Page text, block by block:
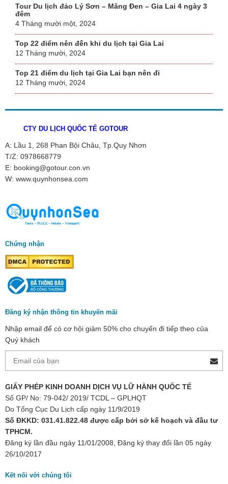
Tour Du lịch đảo Lý Sơn – Măng Đen – Gia Lai 4 ngày 3
đêm
4 Tháng mười một, 2024
Top 22 điểm nên đến khi du lịch tại Gia Lai
12 Tháng mười, 2024
Top 21 điểm du lịch tại Gia Lai bạn nên đi
12 Tháng mười, 2024
CTY DU LỊCH QUỐC TẾ GOTOUR
A: Lầu 1, 268 Phan Bội Châu, Tp.Quy Nhơn
T/Z: 0978668779
E: booking@gotour.con.vn
W: www.quynhonsea.com
Chứng nhận
Đăng ký nhận thông tin khuyến mãi
Nhập email để có cơ hội giảm 50% cho chuyến đi tiếp theo của
Quý khách
GIẤY PHÉP KINH DOANH DỊCH VỤ LỮ HÀNH QUỐC TẾ
Số GP/ No: 79-042/ 2019/ TCDL – GPLHQT
Do Tổng Cục Du Lịch cấp ngày 11/9/2019
Số ĐKKD: 031.41.822.48 được cấp bởi sở kế hoạch và đầu tư
TPHCM.
Đăng ký lần đầu ngày 11/01/2008, Đăng ký thay đổi lần 05 ngày
26/10/2017
Kết nối với chúng tôi